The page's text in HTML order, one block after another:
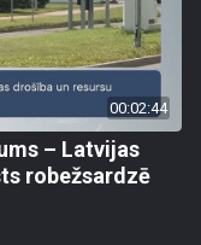
00:02:44
– Latvijas
robežsardzē